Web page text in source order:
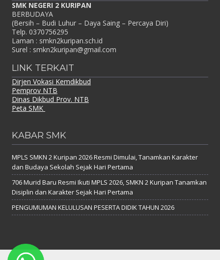
SMK NEGERI 2 KURIPAN
BERBUDAYA
(Bersih – Budi Luhur – Daya Saing – Percaya Diri)
Telp. 0370756295
Laman : smkn2kuripan.sch.id
Surel : smkn2kuripan@gmail.com
LINK TERKAIT
Dirjen Vokasi Kemdikbud
Pemprov NTB
Dinas Dikbud Prov. NTB
Peta SMK
KABAR SMK
MPLS SMKN 2 Kuripan 2026 Resmi Dimulai, Tanamkan Karakter
dan Budaya Sekolah Sejak Hari Pertama
706 Murid Baru Resmi Ikuti MPLS 2026, SMKN 2 Kuripan Tanamkan
Disiplin dan Karakter Sejak Hari Pertama
PENGUMUMAN KELULUSAN PESERTA DIDIK TAHUN 2026